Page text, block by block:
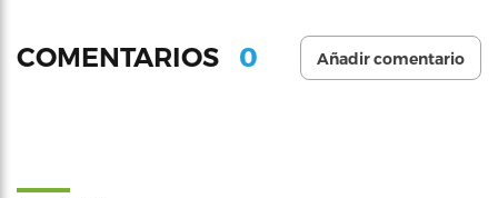
COMENTARIOS 0 Añadir comentario